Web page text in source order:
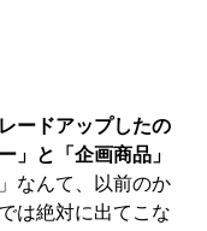
ードアップしたの
」と「企画商品」
なんて、以前のか
は絶対に出てこな